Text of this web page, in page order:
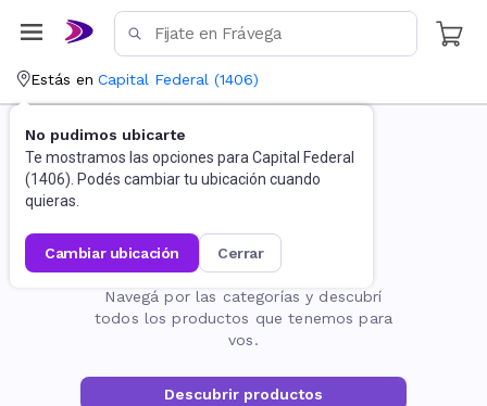
Estás en Capital Federal (1406)
No pudimos ubicarte
Te mostramos las opciones para Capital Federal
(1406). Podés cambiar tu ubicación cuando
quieras.
cambiar ubicación cerrar
La página no existe
Navegá por las categorías y descubrí
todos los productos que tenemos para
vos.
Descubrir productos